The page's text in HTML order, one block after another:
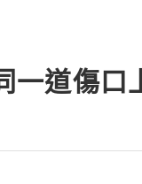
一道傷口